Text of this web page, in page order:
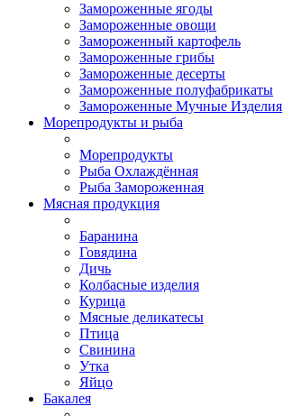
Замороженные ягоды
Замороженные овощи
Замороженный картофель
Замороженные грибы
Замороженные десерты
Замороженные полуфабрикаты
Замороженные Мучные Изделия
Морепродукты и рыба
Морепродукты
Рыба Охлаждённая
Рыба Замороженная
Мясная продукция
Баранина
Говядина
Дичь
Колбасные изделия
Курица
Мясные деликатесы
Птица
Свинина
Утка
Яйцо
Бакалея